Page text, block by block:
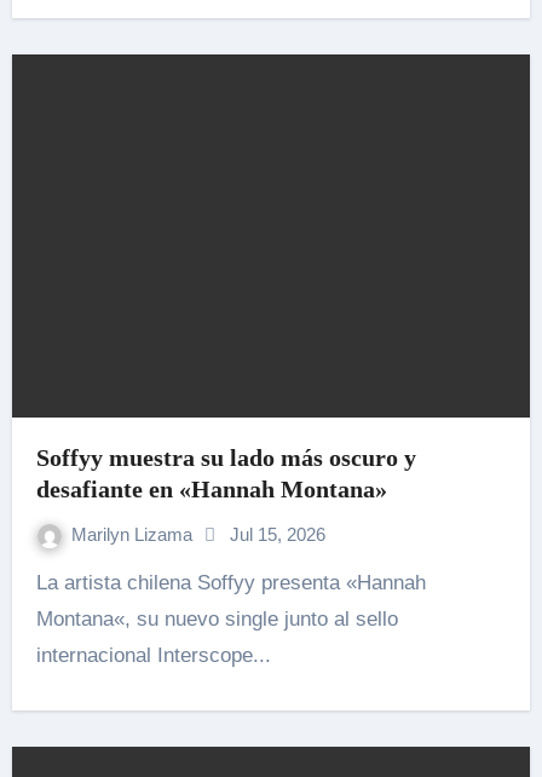
Soffyy muestra su lado más oscuro y
desafiante en «Hannah Montana»
Marilyn Lizama Jul 15, 2026
La artista chilena Soffyy presenta «Hannah
Montana«, su nuevo single junto al sello
internacional Interscope...